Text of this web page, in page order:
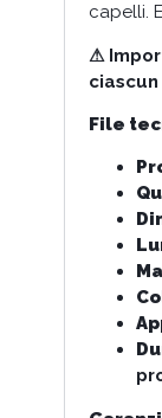
capelli.
⚠
File